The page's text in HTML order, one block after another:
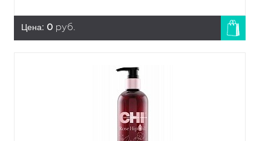
Цена: 0 руб.